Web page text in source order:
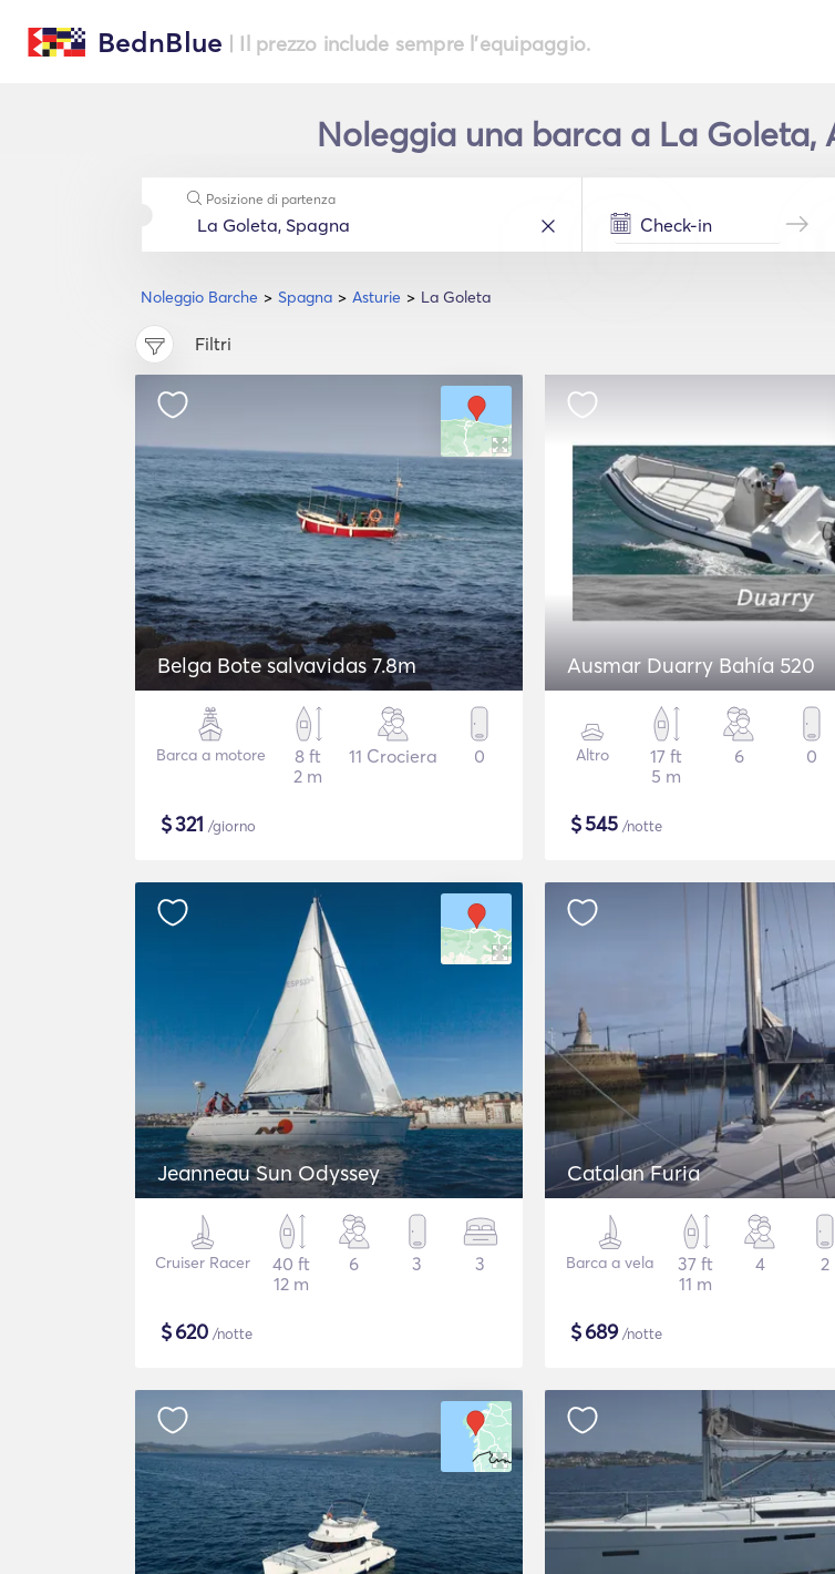
BednBlue | Il prezzo include sempre l'equipaggio.
Noleggia una barca a La Goleta,
Noleggio Barche Spagna Asturie La Goleta
Posizione di partenza
Filtri
Belga Bote salvavidas 7.8m
Barca a motore
8 ft
2 m
11 Crociera 0
$321 /giorno
Ausmar Duarry Bahía 520
Altro
17 ft
5 m
6 0
$545 /notte
Jeanneau Sun Odyssey
Cruiser Racer
40 ft
12 m
6 3 3
$620 /notte
Catalan Furia
Barca a vela
37 ft
11 m
4 2
$689/notte